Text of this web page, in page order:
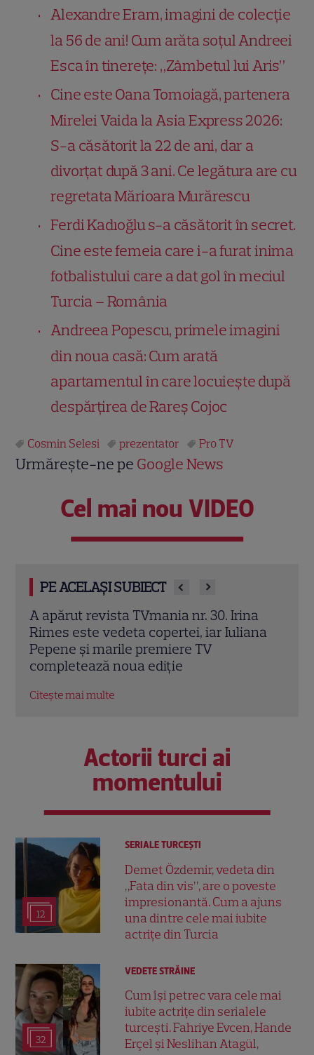
Alexandre Eram, imagini de colecție
la 56 de ani! Cum arăta soțul Andreei
Esca în tinerețe: „Zâmbetul lui Aris”
Cine este Oana Tomoiagă, partenera
Mirelei Vaida la Asia Express 2026:
S-a căsătorit la 22 de ani, dar a
divorțat după 3 ani. Ce legătura are cu
regretata Mărioara Murărescu
Ferdi Kadıoğlu s-a căsătorit în secret.
Cine este femeia care i-a furat inima
fotbalistului care a dat gol în meciul
Turcia – România
Andreea Popescu, primele imagini
din noua casă: Cum arată
apartamentul în care locuiește după
despărțirea de Rareș Cojoc
Cosmin Selesi prezentator Pro TV
Urmărește-ne pe Google News
Cel mai nou VIDEO
PE ACELAȘI SUBIECT
Irina Rimes dezvăluie „arma” din noul
sezon „Vocea României”. Butonul care
schimbă jocul: „L-am folosit cu plăcere”
EXCLUSIV
Citește mai multe
Actorii turci ai
momentului
12
SERIALE TURCEŞTI
Demet Özdemir, vedeta din
„Fata din vis”, are o poveste
impresionantă. Cum a ajuns
una dintre cele mai iubite
actrițe din Turcia
32
VEDETE STRĂINE
Cum își petrec vara cele mai
iubite actrițe din serialele
turcești. Fahriye Evcen, Hande
Erçel și Neslihan Atagül,